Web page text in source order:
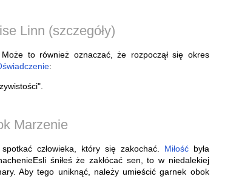
Linn (szczegóły)
to również oznaczać, że rozpoczął się okres
:
Marzenie
człowieka, który się zakochać. Miłośćbyła
śniłeś że zakłócać sen, to w niedalekiej
Aby tego uniknąć, należy umieścić garnek obok